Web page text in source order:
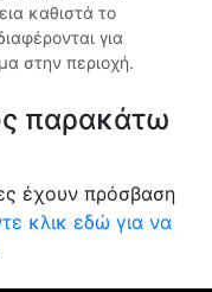
καθιστά το
για
στην περιοχή.
παρακάτω
έχουν πρόσβαση
κλικ εδώ για να